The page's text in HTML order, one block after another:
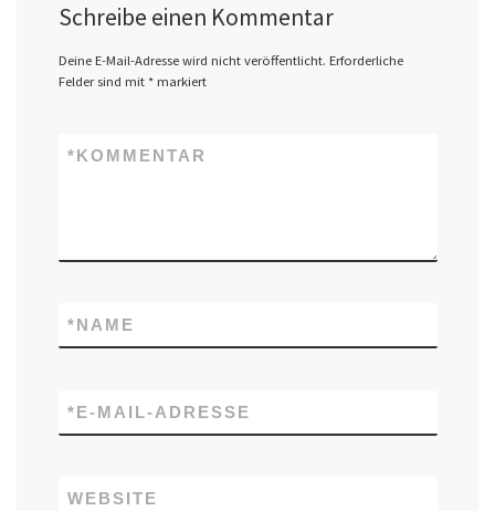
Schreibe einen Kommentar
Deine E-Mail-Adresse wird nicht veröffentlicht. Erforderliche
Felder sind mit *markiert
KOMMENTAR
*
NAME
*
E-MAIL-ADRESSE
*
WEBSITE